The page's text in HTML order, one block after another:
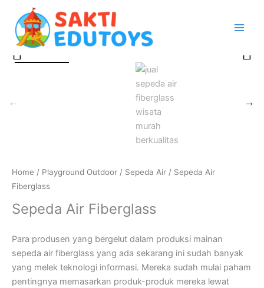
content
Home / Playground Outdoor / Sepeda Air / Sepeda Air
Fiberglass
Sepeda Air Fiberglass
Para produsen yang bergelut dalam produksi mainan
sepeda air fiberglass yang ada sekarang ini sudah banyak
yang melek teknologi informasi. Mereka sudah mulai paham
pentingnya memasarkan produk-produk mereka lewat
Sepeda
quantity